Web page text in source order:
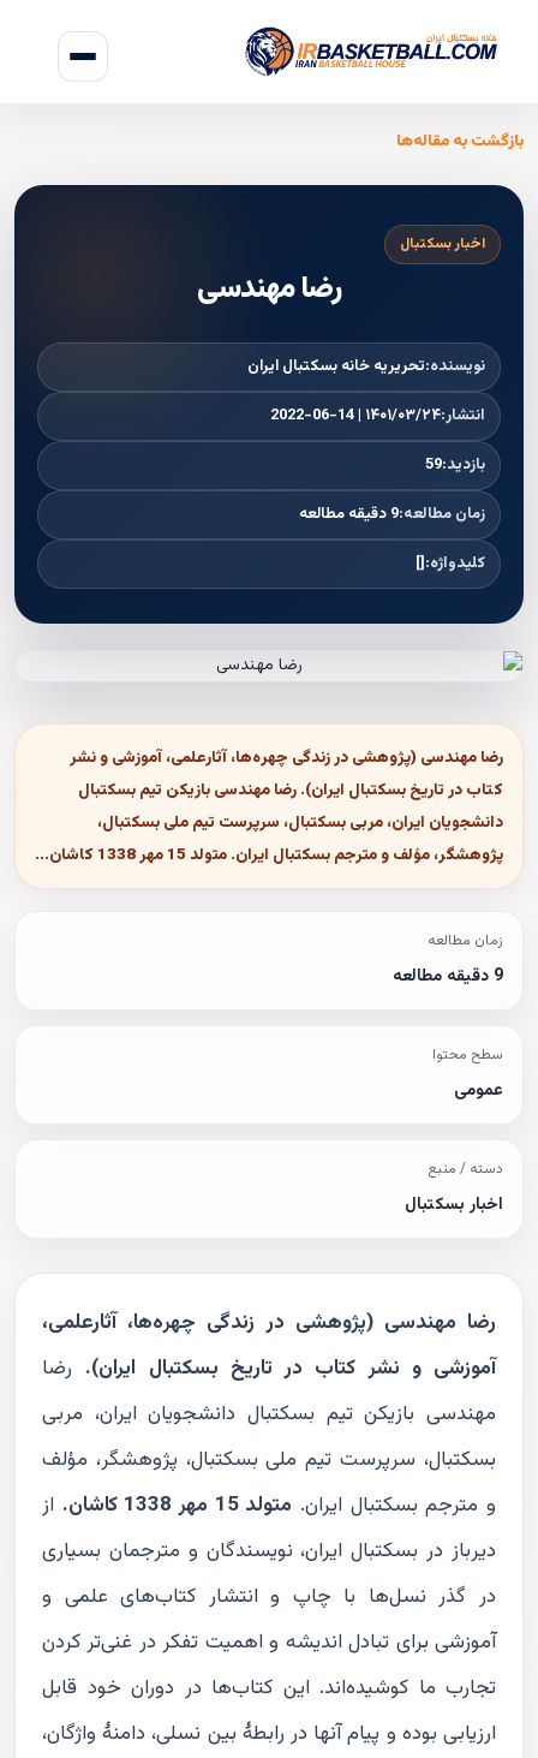
بازگشت به مقاله‌ها
اخبار بسکتبال
رضا مهندسی
نویسنده:تحریریه خانه بسکتبال ایران
انتشار:۱۴۰۱/۰۳/۲۴ | 2022-06-14
بازدید:59
زمان مطالعه:9 دقیقه مطالعه
کلیدواژه:[]
رضا مهندسی (پژوهشی در زندگی چهر‌ه‌ها، آثارعلمی، آموزشی و نشر
کتاب در تاریخ بسکتبال ایران). رضا مهندسی بازیکن تیم بسکتبال
دانشجویان ایران، مربی بسکتبال، سرپرست تیم ملی بسکتبال،
پژوهشگر، مؤلف و مترجم بسکتبال ایران. متولد 15 مهر 1338 کاشان...
زمان مطالعه
9 دقیقه مطالعه
سطح محتوا
عمومی
دسته / منبع
اخبار بسکتبال
رضا مهندسی(پژوهشی در زندگی چهر‌ه‌ها، آثارعلمی،
آموزشی و نشر کتاب در تاریخ بسکتبال ایران). رضا
مهندسی بازیکن تیم بسکتبال دانشجویان ایران، مربی
بسکتبال، سرپرست تیم ملی بسکتبال، پژوهشگر، مؤلف
و مترجم بسکتبال ایران. متولد 15 مهر 1338 کاشان.
از
دیرباز در بسکتبال ایران، نویسندگان و مترجمان بسیاری
در گذر نسل‌ها با چاپ و انتشار کتاب‌های علمی و
آموزشی برای تبادل اندیشه و اهمیت تفکر در غنی‌تر کردن
تجارب ما کوشیده‌اند. این کتاب‌ها در دوران خود قابل
ارزیابی بوده و پیام‌ آنها در رابطۀ بین نسلی، دامنۀ واژگان،